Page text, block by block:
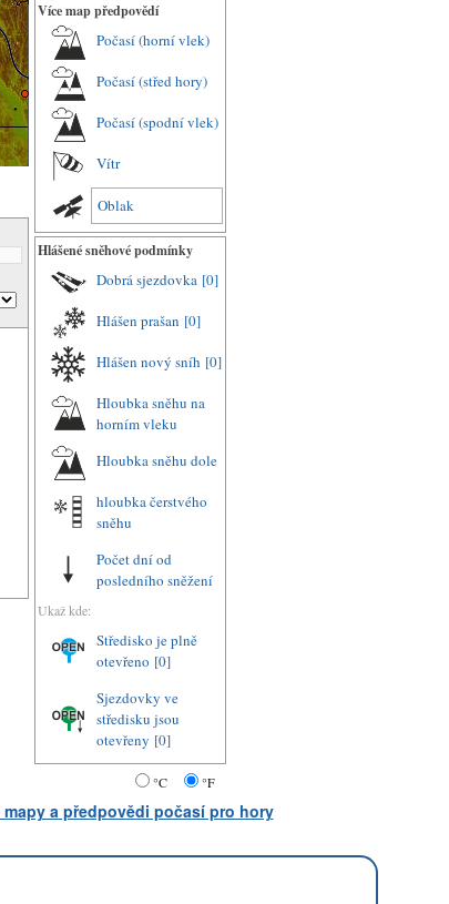
Více map předpovědí
Počasí (horní vlek)
Počasí (střed hory)
Počasí (spodní vlek)
Vítr
Oblak
Hlášené sněhové podmínky
Dobrá sjezdovka [0]
Hlášen prašan [0]
Hlášen nový sníh [0]
Hloubka sněhu na
horním vleku
Hloubka sněhu dole
hloubka čerstvého
sněhu
Počet dní od
posledního sněžení
Ukaž kde:
Středisko je plně
otevřeno [0]
Sjezdovky ve
středisku jsou
otevřeny [0]
°C °F
a předpovědi počasí pro hory